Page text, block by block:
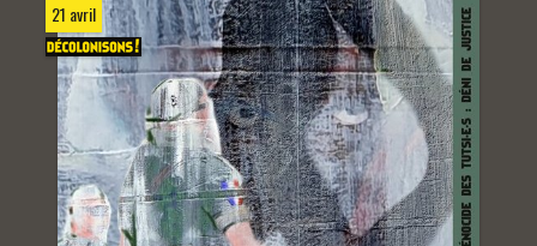
21 avril